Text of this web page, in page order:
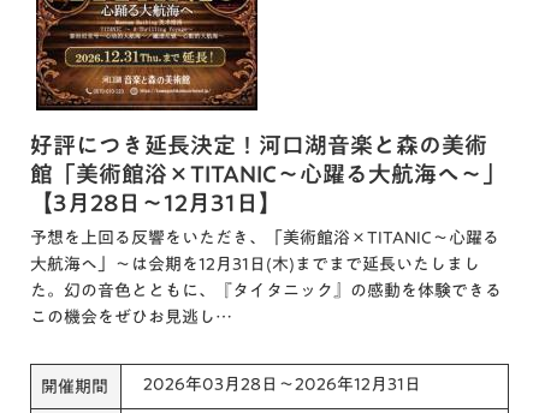
好評につき延長決定！河口湖音楽と森の美術
館「美術館浴×TITANIC～心躍る大航海へ～」
【3月28日～12月31日】
予想を上回る反響をいただき、「美術館浴×TITANIC～心躍る
大航海へ」～は会期を12月31日(木)までまで延長いたしまし
た。幻の音色とともに、『タイタニック』の感動を体験できる
この機会をぜひお見逃し…
開催期間 2026年03月28日～2026年12月31日